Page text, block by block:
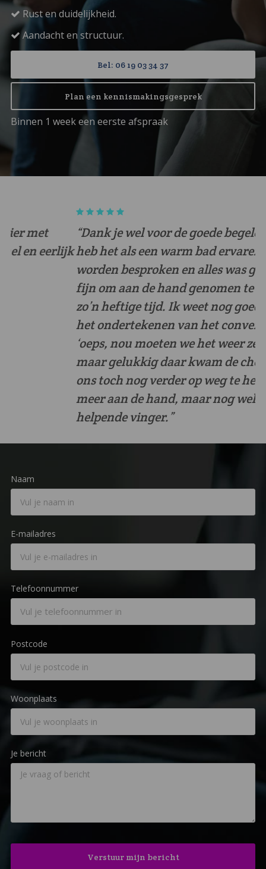
Rust en duidelijkheid.
Aandacht en structuur.
Bel: 06 19 03 34 37
Plan een kennismakingsgesprek
Binnen 1 week een eerste afspraak
“Dank je wel voor de goede begeleiding. Ik
heb het als een warm bad ervaren. Alles kon
worden besproken en alles was goed. Heel
fijn om aan de hand genomen te worden in
zo’n heftige tijd. Ik weet nog goed dat ik na
het ondertekenen van het convenant dacht
‘oeps, nou moeten we het weer zelf doen’,
maar gelukkig daar kwam de checklist om
ons toch nog verder op weg te helpen. Niet
meer aan de hand, maar nog wel een
helpende vinger.”
Naam
E-mailadres
Telefoonnummer
Postcode
Woonplaats
Je bericht